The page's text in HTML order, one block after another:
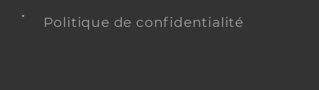
Politique de confidentialité